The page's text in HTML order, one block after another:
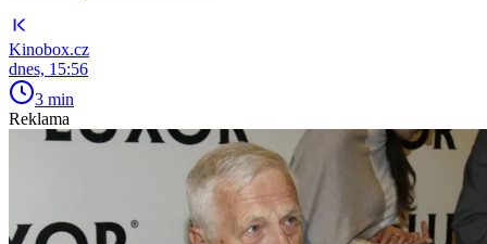
Kinobox.cz
dnes, 15:56
3 min
Reklama